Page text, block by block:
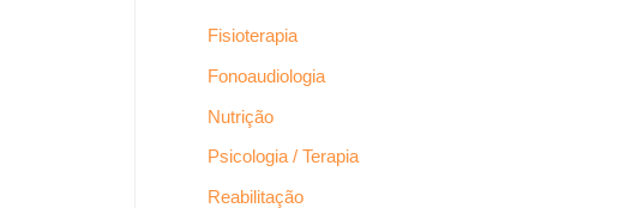
Fisioterapia
Fonoaudiologia
Nutrição
Psicologia / Terapia
Reabilitação